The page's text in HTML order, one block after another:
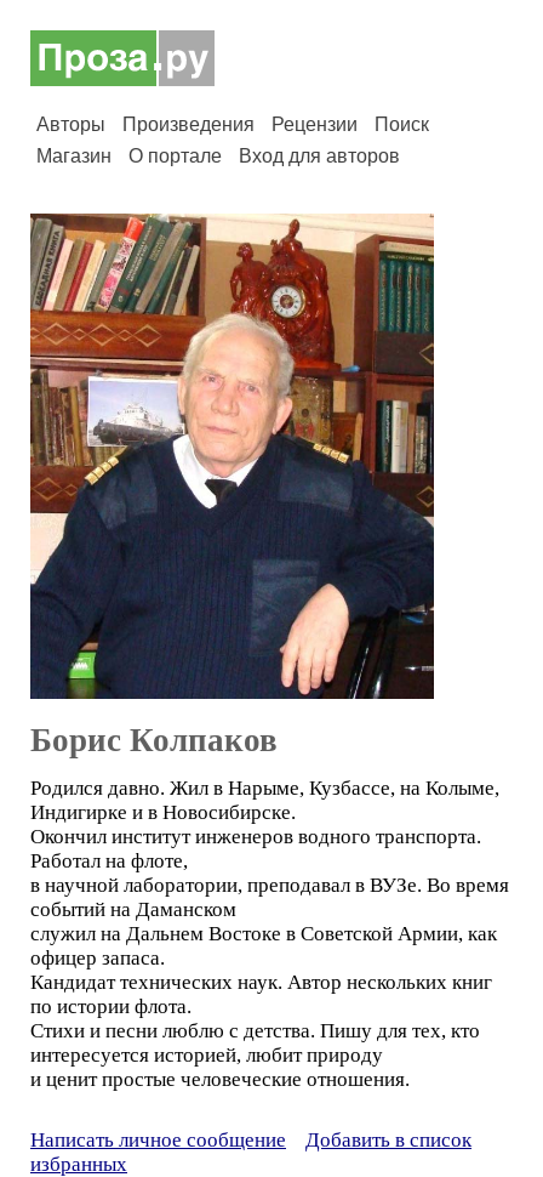
Авторы Произведения Рецензии
Поиск
Магазин
О портале Вход для авторов
Борис Колпаков
Родился давно. Жил в Нарыме, Кузбассе, на Колыме,
Индигирке и в Новосибирске.
Окончил институт инженеров водного транспорта.
Работал на флоте,
в научной лаборатории, преподавал в ВУЗе. Во время
событий на Даманском
служил на Дальнем Востоке в Советской Армии, как
офицер запаса.
Кандидат технических наук. Автор нескольких книг
по истории флота.
Стихи и песни люблю с детства. Пишу для тех, кто
интересуется историей, любит природу
и ценит простые человеческие отношения.
Написать личное сообщение
Добавить в список
избранных